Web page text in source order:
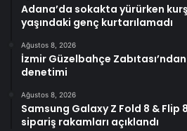
Adana’da sokakta yürürken
yaşındaki genç kurtarılamadı
Ağustos 8, 2026
İzmir Güzelbahçe
denetimi
Ağustos 8, 2026
Samsung Galaxy Z Fold 8 & Flip
sipariş rakamları açıklandı